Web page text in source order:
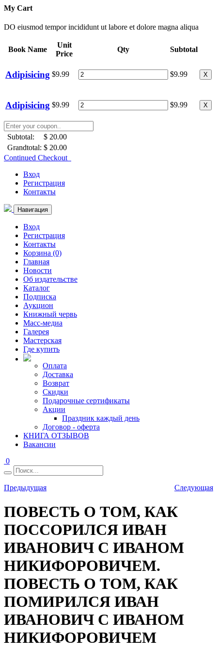
My Cart
DO eiusmod tempor incididunt ut labore et dolore magna aliqua
Book Name
Unit
Price
Qty Subtotal
Adipisicing $9.99 $9.99 X
Adipisicing $9.99 $9.99 X
Subtotal:
$ 20.00
Grandtotal: $ 20.00
Continued Checkout
Вход
Регистрация
Контакты
Навигация
Вход
Регистрация
Контакты
Корзина (0)
Главная
Новости
Об издательстве
Каталог
Подписка
Аукцион
Книжный червь
Масс-медиа
Галерея
Мастерская
Где купить
Оплата
Доставка
Возврат
Скидки
Подарочные сертификаты
Акции
Праздник каждый день
Договор - оферта
КНИГА ОТЗЫВОВ
Вакансии
0
Предыдущая Следующая
ПОВЕСТЬ О ТОМ, КАК
ПОССОРИЛСЯ ИВАН
ИВАНОВИЧ С ИВАНОМ
НИКИФОРОВИЧЕМ.
ПОВЕСТЬ О ТОМ, КАК
ПОМИРИЛСЯ ИВАН
ИВАНОВИЧ С ИВАНОМ
НИКИФОРОВИЧЕМ